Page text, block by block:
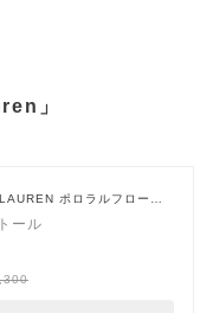
」
ポロラルフローレ
ール